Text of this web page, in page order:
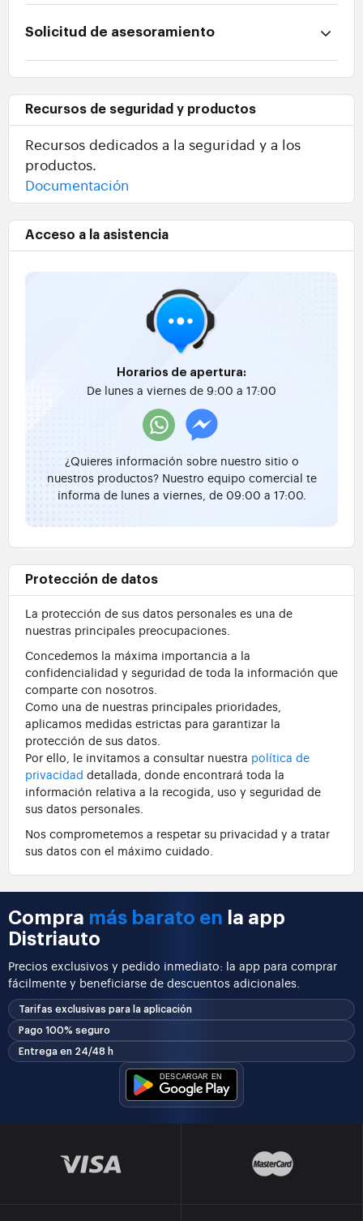
Solicitud de asesoramiento
Recursos de seguridad y productos
Recursos dedicados a la seguridad y a los
productos.
Documentación
Acceso a la asistencia
Horarios de apertura:
De lunes a viernes de 9:00 a 17:00
¿Quieres información sobre nuestro sitio o
nuestros productos? Nuestro equipo comercial te
informa de lunes a viernes, de 09:00 a 17:00.
Protección de datos
La protección de sus datos personales es una de
nuestras principales preocupaciones.
Concedemos la máxima importancia a la
confidencialidad y seguridad de toda la información que
comparte con nosotros.
Como una de nuestras principales prioridades,
aplicamos medidas estrictas para garantizar la
protección de sus datos.
Por ello, le invitamos a consultar nuestra política de
privacidad detallada, donde encontrará toda la
información relativa a la recogida, uso y seguridad de
sus datos personales.
Nos comprometemos a respetar su privacidad y a tratar
sus datos con el máximo cuidado.
Compra más barato en la app
Distriauto
Precios exclusivos y pedido inmediato: la app para comprar
fácilmente y beneficiarse de descuentos adicionales.
Tarifas exclusivas para la aplicación
Pago 100% seguro
Entrega en 24/48 h